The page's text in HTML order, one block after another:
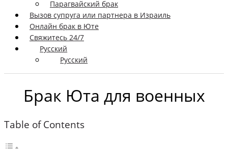
Парагвайский брак
Вызов супруга или партнера в Израиль
Онлайн брак в Юте
Свяжитесь 24/7
Русский
Русский
Брак Юта для военных
Table of Contents